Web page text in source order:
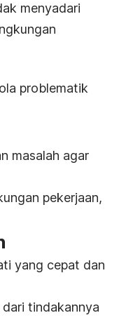
menyadari
problematik
masalah agar
pekerjaan,
yang cepat dan
tindakannya